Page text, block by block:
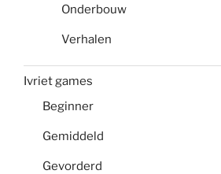
Onderbouw
Verhalen
Ivriet games
Beginner
Gemiddeld
Gevorderd